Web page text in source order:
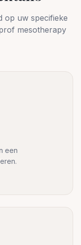
op uw specifieke
mesotherapy
een